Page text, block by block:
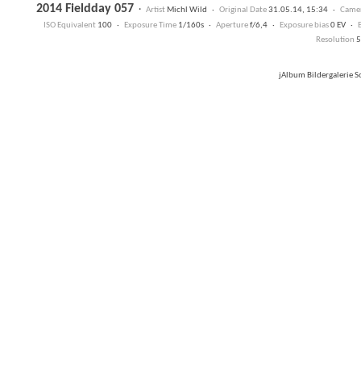
2014 Fieldday 057 · Artist Michl Wild · Original Date31.05.14, 15:34 ·
ISO Equivalent100 · Exposure Time1/160s · Aperturef/6,4 · Exposure bias0 EV ·
Resolution
jAlbum Bildergalerie